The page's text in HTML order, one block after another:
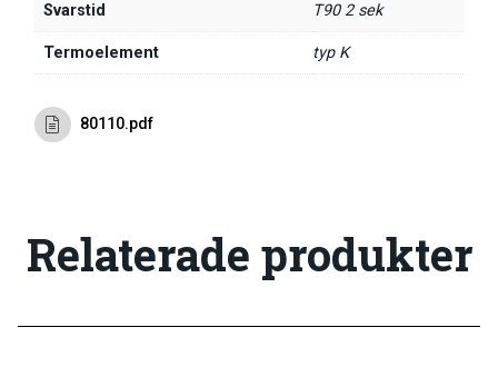
Svarstid T90 2 sek
Termoelement typ K
80110.pdf
Relaterade produkter